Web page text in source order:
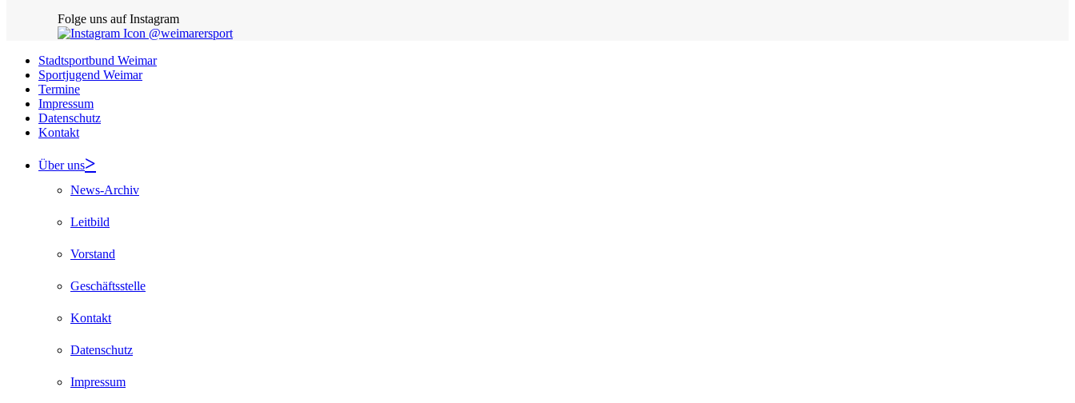
Folge uns auf Instagram
@weimarersport
Stadtsportbund Weimar
Sportjugend Weimar
Termine
Impressum
Datenschutz
Kontakt
Über uns
News-Archiv
Leitbild
Vorstand
Geschäftsstelle
Kontakt
Datenschutz
Impressum